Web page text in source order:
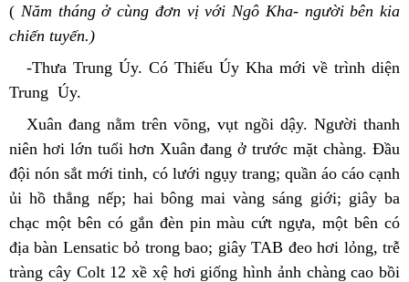
( Năm tháng ở cùng đơn vị với Ngô Kha- người bên kia
chiến tuyến.)
-Thưa Trung Úy. Có Thiếu Úy Kha mới về trình diện
Trung  Úy.
Xuân đang nằm trên võng, vụt ngồi dậy. Người thanh
niên hơi lớn tuổi hơn Xuân đang ở trước mặt chàng. Đầu
đội nón sắt mới tinh, có lưới ngụy trang; quần áo cáo cạnh
ủi hồ thẳng nếp; hai bông mai vàng sáng giới; giây ba
chạc một bên có gắn đèn pin màu cứt ngựa, một bên có
địa bàn Lensatic bỏ trong bao; giây TAB đeo hơi lỏng, trễ
tràng cây Colt 12 xề xệ hơi giống hình ảnh chàng cao bồi